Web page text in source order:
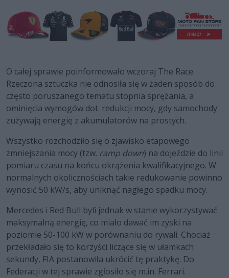
O całej sprawie poinformowało wczoraj The Race.
Rzeczona sztuczka nie odnosiła się w żaden sposób do
często poruszanego tematu stopnia sprężania, a
ominięcia wymogów dot. redukcji mocy, gdy samochody
zużywają energię z akumulatorów na prostych.
Wszystko rozchodziło się o zjawisko etapowego
zmniejszania mocy (tzw. ramp down) na dojeździe do linii
pomiaru czasu na końcu okrążenia kwalifikacyjnego. W
normalnych okolicznościach takie redukowanie powinno
wynosić 50 kW/s, aby uniknąć nagłego spadku mocy.
Mercedes i Red Bull byli jednak w stanie wykorzystywać
maksymalną energię, co miało dawać im zyski na
poziomie 50-100 kW w porównaniu do rywali. Chociaż
przekładało się to korzyści liczące się w ułamkach
sekundy, FIA postanowiła ukrócić tę praktykę. Do
Federacji w tej sprawie zgłosiło się m.in. Ferrari.